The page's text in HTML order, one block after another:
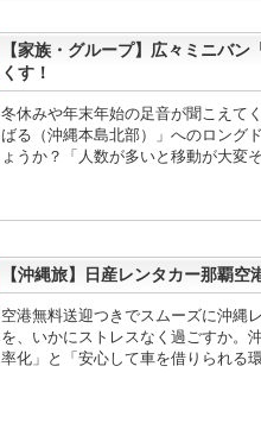
【家族・グループ】広々ミニバ
くす！
冬休みや年末年始の足音が聞こえて
ばる（沖縄本島北部）」へのロング
ょうか？「人数が多いと移動が大
【沖縄旅】日産レンタカー那覇空
空港無料送迎つきでスムーズに沖縄
を、いかにストレスなく過ごすか。
率化」と「安心して車を借りられる